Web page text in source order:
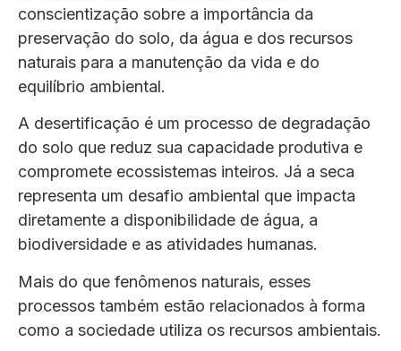
conscientização sobre a importância da
preservação do solo, da água e dos recursos
naturais para a manutenção da vida e do
equilíbrio ambiental.
A desertificação é um processo de degradação
do solo que reduz sua capacidade produtiva e
compromete ecossistemas inteiros. Já a seca
representa um desafio ambiental que impacta
diretamente a disponibilidade de água, a
biodiversidade e as atividades humanas.
Mais do que fenômenos naturais, esses
processos também estão relacionados à forma
como a sociedade utiliza os recursos ambientais.